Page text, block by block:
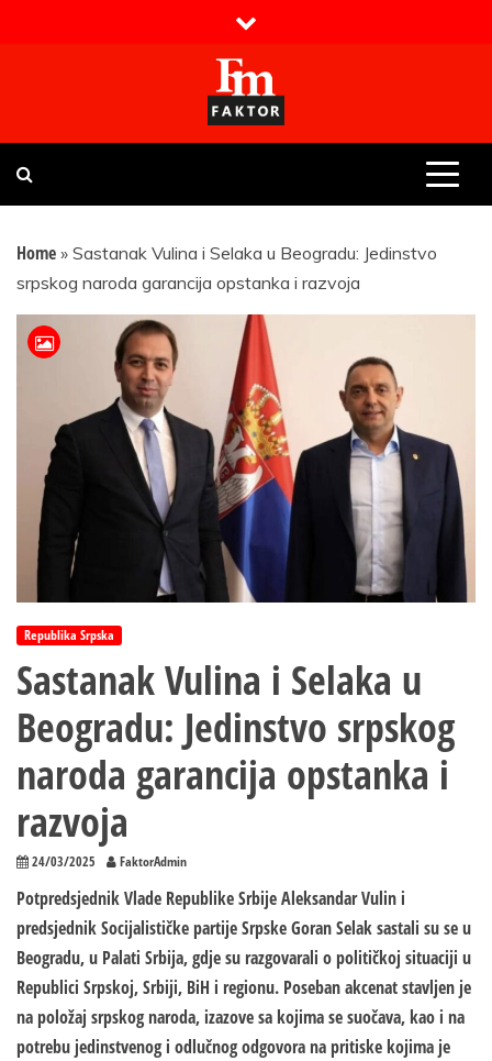
Faktor magazin
Uvijek presudan
Home » Sastanak Vulina i Selaka u Beogradu: Jedinstvo
srpskog naroda garancija opstanka i razvoja
Republika Srpska
Sastanak Vulina i Selaka u
Beogradu: Jedinstvo srpskog
naroda garancija opstanka i
razvoja
24/03/2025 FaktorAdmin
Potpredsjednik Vlade Republike Srbije Aleksandar Vulin i
predsjednik Socijalističke partije Srpske Goran Selak sastali su se u
Beogradu, u Palati Srbija, gdje su razgovarali o političkoj situaciji u
Republici Srpskoj, Srbiji, BiH i regionu. Poseban akcenat stavljen je
na položaj srpskog naroda, izazove sa kojima se suočava, kao i na
potrebu jedinstvenog i odlučnog odgovora na pritiske kojima je